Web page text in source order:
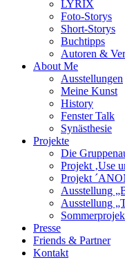
LYRIX
Foto-Storys
Short-Storys
Buchtipps
Autoren &
About Me
Ausstellungen
Meine Kunst
History
Fenster Talk
Synästhesie
Projekte
Die
Projekt ‚Use
Projekt
Ausstellung
Ausstellung
Presse
Friends & Partner
Kontakt